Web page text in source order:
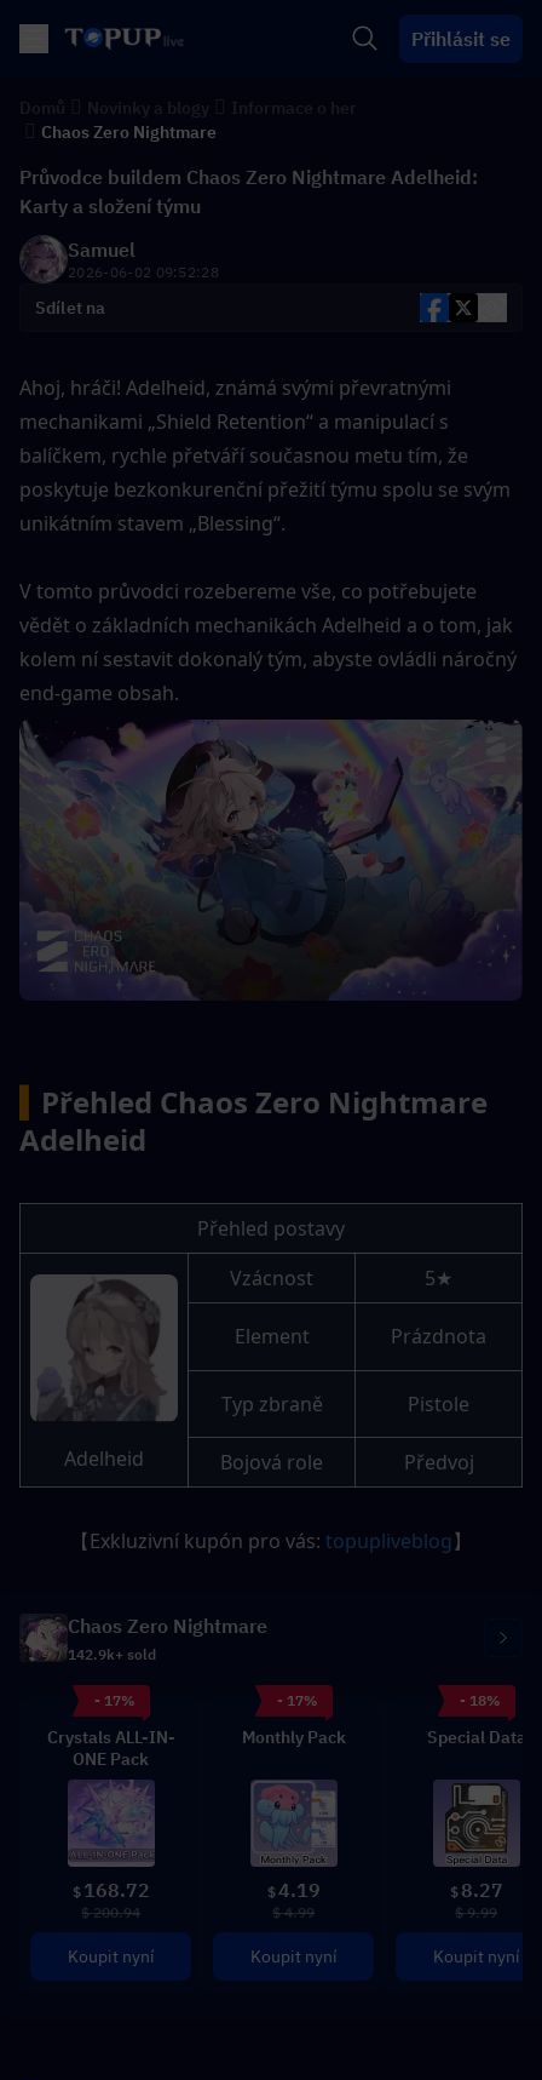
Přihlásit se
Chaos Zero Nightmare
Průvodce buildem Chaos Zero Nightmare Adelheid:
Karty a složení týmu
Samuel
2026-06-02 09:52:28
Sdílet na
Ahoj, hráči! Adelheid, známá svými převratnými
mechanikami „Shield Retention“ a manipulací s
balíčkem, rychle přetváří současnou metu tím, že
poskytuje bezkonkurenční přežití týmu spolu se svým
unikátním stavem „Blessing“.
V tomto průvodci rozebereme vše, co potřebujete
vědět o základních mechanikách Adelheid a o tom, jak
kolem ní sestavit dokonalý tým, abyste ovládli náročný
end-game obsah.
Přehled Chaos Zero Nightmare
Adelheid
Přehled postavy
Adelheid
Vzácnost 5★
Element Prázdnota
Typ zbraně Pistole
Bojová role Předvoj
【Exkluzivní kupón pro vás: topupliveblog】
Chaos Zero Nightmare
142.9k+ sold
- 17%
Crystals ALL-IN-
ONE Pack
$ 168.72
$ 200.94
Koupit nyní
- 17%
Monthly Pack
$4.19
$ 4.99
Koupit nyní
- 18%
Special Data
$ 8.27
$ 9.99
Koupit nyní